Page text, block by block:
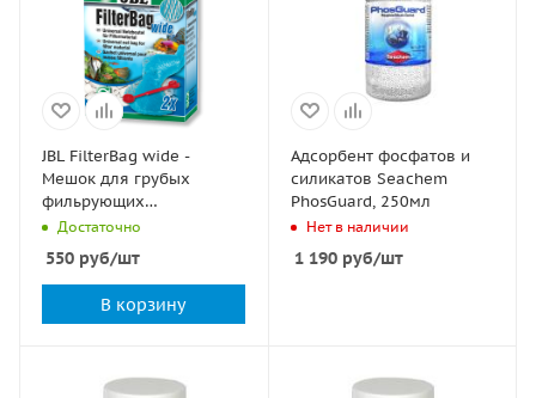
JBL FilterBag wide -
Мешок для грубых
фильрующих
материалов, 2 шт.
Достаточно
550 руб/шт
В корзину
Адсорбент фосфатов и
силикатов Seachem
PhosGuard, 250мл
Нет в наличии
1 190руб/шт